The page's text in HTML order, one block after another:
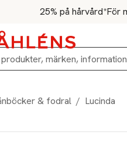
25% på hårvård*För
& fodral / Lucinda